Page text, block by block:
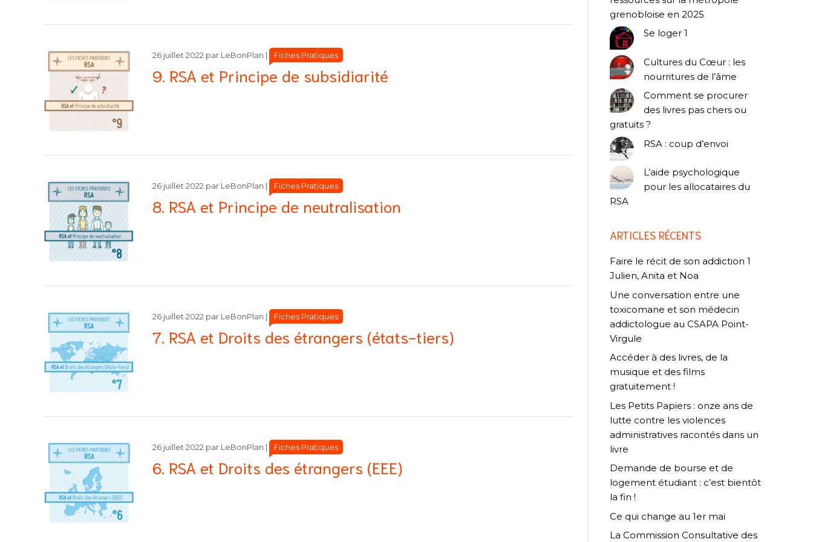
9. RSA et Principe de subsidiarité
26 juillet 2022 par LeBonPlan Catégories
Catégories
Fiches Pratiques
8. RSA et Principe de neutralisation
26 juillet 2022 par LeBonPlan Catégories
Catégories
Fiches Pratiques
7. RSA et Droits des étrangers (états-tiers)
26 juillet 2022 par LeBonPlan Catégories
Catégories
Fiches Pratiques
6. RSA et Droits des étrangers (EEE)
26 juillet 2022 par LeBonPlan Catégories
Catégories
Fiches Pratiques
grenobloise en 2025
Se loger 1
Cultures du Cœur : les
nourritures de l’âme
Comment se procurer
des livres pas chers ou
gratuits ?
RSA : coup d’envoi
L’aide psychologique
pour les allocataires du
RSA
ARTICLES RÉCENTS
Faire le récit de son addiction 1
Julien, Anita et Noa
Une conversation entre une
toxicomane et son médecin
addictologue au CSAPA Point-
Virgule
Accéder à des livres, de la
musique et des films
gratuitement !
Les Petits Papiers : onze ans de
lutte contre les violences
administratives racontés dans un
livre
Demande de bourse et de
logement étudiant : c’est bientôt
la fin !
Ce qui change au 1er mai
La Commission Consultative des